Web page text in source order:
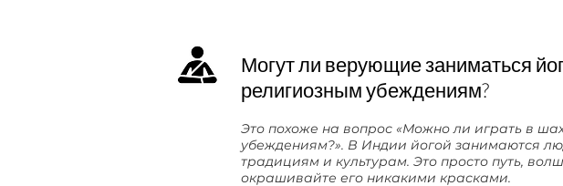
Могут ли верующие заниматься
религиозным убеждениям?
Это похоже на вопрос «Можно ли играть в
убеждениям?». В Индии йогой занимаются
традициям и культурам. Это просто путь,
окрашивайте его никакими красками.